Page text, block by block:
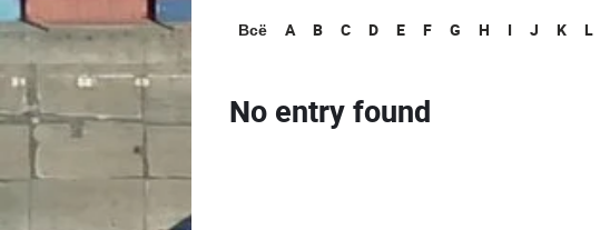
Всё A B C D E F G H I J K L
No entry found